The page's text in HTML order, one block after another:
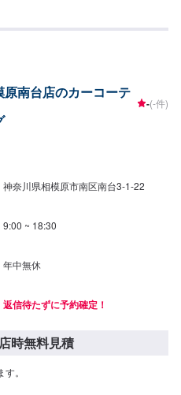
円クリスタルキーパーSS16,600円
円ダイヤモンドキーパーSS47,500
円Wダイヤモンドキーパー
南台店のカーコーテ
-(-件)
神奈川県相模原市南区南台3-1-22
9:00 ~ 18:30
年中無休
返信待たずに予約確定！
時無料見積
。